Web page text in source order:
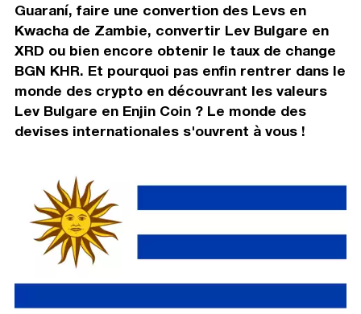
Guaraní, faire une convertion des Levs en
Kwacha de Zambie, convertir Lev Bulgare en
XRD ou bien encore obtenir le taux de change
BGN KHR. Et pourquoi pas enfin rentrer dans le
monde des crypto en découvrant les valeurs
Lev Bulgare en Enjin Coin ? Le monde des
devises internationales s'ouvrent à vous !